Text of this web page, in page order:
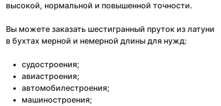
высокой, нормальной и повышенной точности.
Вы можете заказать шестигранный пруток из латуни
в бухтах мерной и немерной длины для нужд:
судостроения;
авиастроения;
автомобилестроения;
машиностроения;